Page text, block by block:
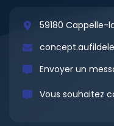
59180 Cappelle-
Envoyer un
Vous souhaitez